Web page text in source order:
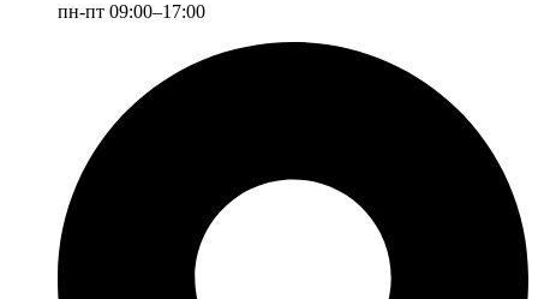
пн-пт 09:00–17:00